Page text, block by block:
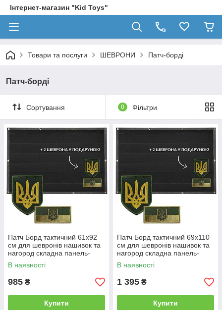
Інтернет-магазин "Kid Toys"
Товари та послуги ШЕВРОНИ Патч-борді
Патч-борді
Сортування 0 Фільтри
Патч Борд тактичний 61х92
см для шевронів нашивок та
нагород складна панель-
стенд з липучкою для
колекціонерів та військових
В наявності
985 ₴
Купити
Патч Борд тактичний 69х110
см для шевронів нашивок та
нагород складна панель-
стенд з липучкою для
колекціонерів та військових
В наявності
1 395 ₴
Купити